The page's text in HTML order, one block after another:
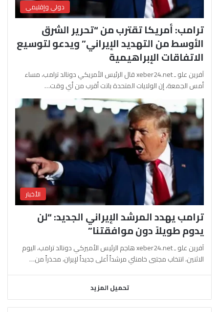
دولي وإقليمي
ترامب: أمريكا تقترب من “تحرير الشرق
الأوسط من التهديد الإيراني” ويدعو لتوسيع
الاتفاقات الإبراهيمية
آفرين علو ـ xeber24.net قال الرئيس الأمريكي دونالد ترامب، مساء
أمس الجمعة، إن الولايات المتحدة باتت أقرب من أي وقت…
الأخبار
ترامب يهدد المرشد الإيراني الجديد: “لن
يدوم طويلاً دون موافقتنا”
آفرين علو ـ xeber24.net هاجم الرئيس الأميركي دونالد ترامب، اليوم
الاثنين، انتخاب مجتبى خامنئي مرشداً أعلى جديداً لإيران، محذراً من…
تحميل المزيد